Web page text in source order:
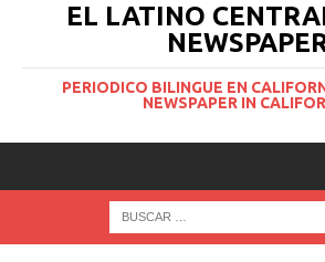
EL LATINO
PERIODICO BILINGUE EN
NEWSPAPER IN